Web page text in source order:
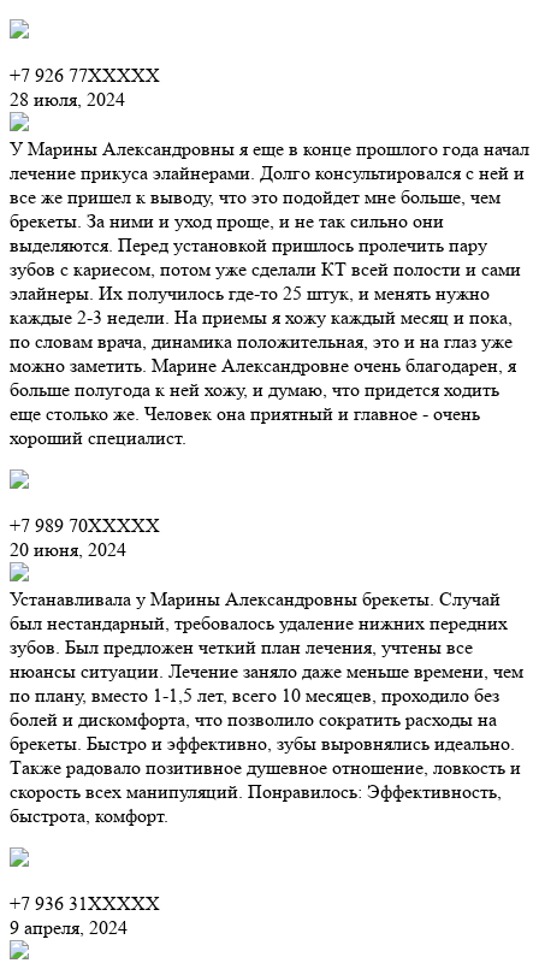
+7 926 77XXXXX
28 июля, 2024
У Марины Александровны я еще в конце прошлого года начал
лечение прикуса элайнерами. Долго консультировался с ней и
все же пришел к выводу, что это подойдет мне больше, чем
брекеты. За ними и уход проще, и не так сильно они
выделяются. Перед установкой пришлось пролечить пару
зубов с кариесом, потом уже сделали КТ всей полости и сами
элайнеры. Их получилось где-то 25 штук, и менять нужно
каждые 2-3 недели. На приемы я хожу каждый месяц и пока,
по словам врача, динамика положительная, это и на глаз уже
можно заметить. Марине Александровне очень благодарен, я
больше полугода к ней хожу, и думаю, что придется ходить
еще столько же. Человек она приятный и главное - очень
хороший специалист.
+7 989 70XXXXX
20 июня, 2024
Устанавливала у Марины Александровны брекеты. Случай
был нестандарный, требовалось удаление нижних передних
зубов. Был предложен четкий план лечения, учтены все
нюансы ситуации. Лечение заняло даже меньше времени, чем
по плану, вместо 1-1,5 лет, всего 10 месяцев, проходило без
болей и дискомфорта, что позволило сократить расходы на
брекеты. Быстро и эффективно, зубы выровнялись идеально.
Также радовало позитивное душевное отношение, ловкость и
скорость всех манипуляций. Понравилось: Эффективность,
быстрота, комфорт.
+7 936 31XXXXX
9 апреля, 2024